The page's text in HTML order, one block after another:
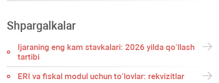
Shpargalkalar
Ijaraning eng kam stavkalari: 2026 yilda qoʻllash
tartibi
ERI va fiskal modul uchun toʻlovlar: rekvizitlar